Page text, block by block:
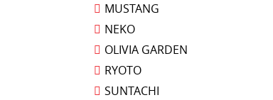
MUSTANG
NEKO
OLIVIA GARDEN
RYOTO
SUNTACHI